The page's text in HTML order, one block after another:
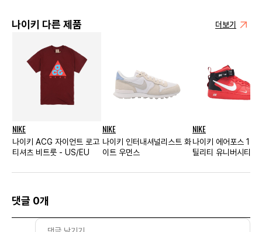
나이키 다른 제품 더보기
NIKE
나이키 ACG 자이언트 로고
티셔츠 비트룻 - US/EU
NIKE
나이키 인터내셔널리스트 화
이트 우먼스
NIKE
나이키 에어포스 1 미
틸리티 유니버시티
댓글 0개